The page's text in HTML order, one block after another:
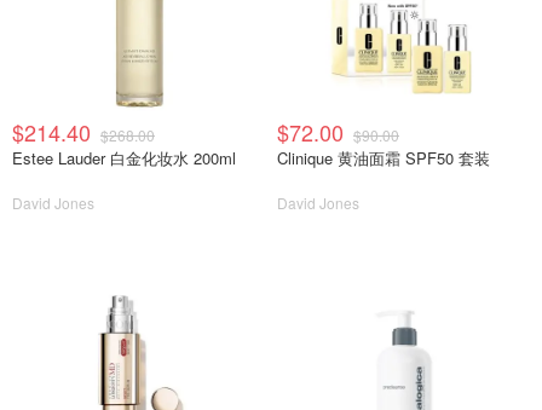
$214.40 $268.00
Estee Lauder 白金化妆水 200ml
David Jones
$72.00 $90.00
Clinique 黄油面霜 SPF50 套装
David Jones